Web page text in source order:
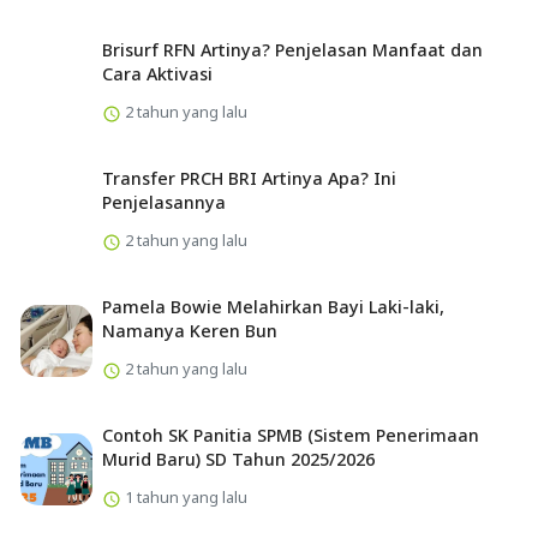
Brisurf RFN Artinya? Penjelasan Manfaat dan
Cara Aktivasi
2 tahun yang lalu
Transfer PRCH BRI Artinya Apa? Ini
Penjelasannya
2 tahun yang lalu
Pamela Bowie Melahirkan Bayi Laki-laki,
Namanya Keren Bun
2 tahun yang lalu
Contoh SK Panitia SPMB (Sistem Penerimaan
Murid Baru) SD Tahun 2025/2026
1 tahun yang lalu